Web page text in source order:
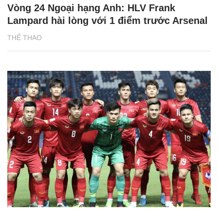
THỂ THAO
Vòng 24 Ngoại hạng Anh: HLV Frank
Lampard hài lòng với 1 điểm trước Arsenal